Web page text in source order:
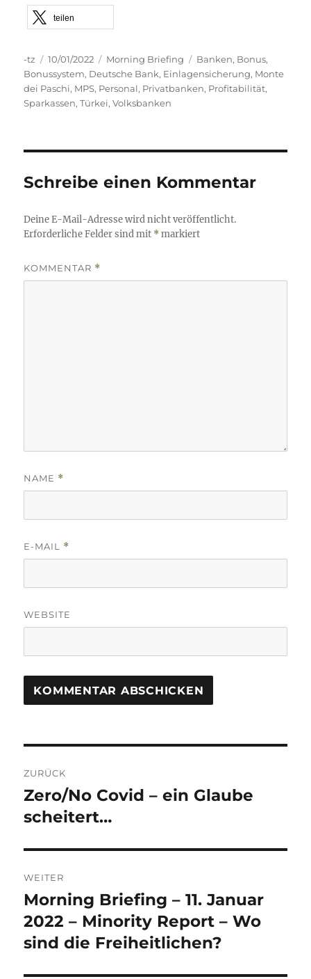
teilen
Autor
-tz
Veröffentlicht
am
10/01/2022 Kategorien
Morning Briefing Schlagwörter
Banken, Bonus,
Bonussystem, Deutsche Bank, Einlagensicherung, Monte
dei Paschi, MPS, Personal, Privatbanken, Profitabilität,
Sparkassen,Türkei,Volksbanken
Schreibe einen Kommentar
Deine E-Mail-Adresse wird nicht veröffentlicht.
Erforderliche Felder sind mit *markiert
KOMMENTAR *
NAME *
E-MAIL *
WEBSITE
Navigation
ZURÜCK
Vorheriger
Beitrag:
Zero/No Covid – ein Glaube
scheitert…
WEITER
Nächster
Beitrag:
Morning Briefing – 11. Januar
2022 – Minority Report – Wo
sind die Freiheitlichen?